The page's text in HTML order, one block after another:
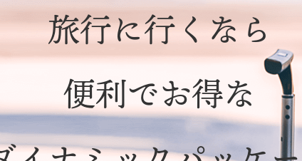
旅行に行くなら
便利でお得な